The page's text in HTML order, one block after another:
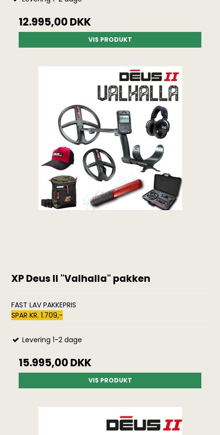
12.995,00 DKK
VIS PRODUKT
XP Deus II "Valhalla" pakken
FAST LAV PAKKEPRIS
SPAR KR. 1.709,-
Levering 1-2 dage
15.995,00 DKK
VIS PRODUKT